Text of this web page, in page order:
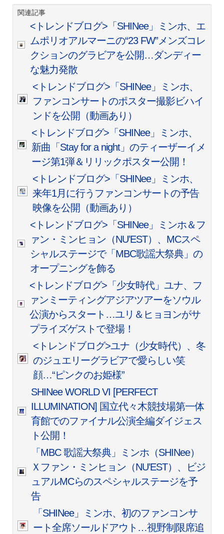
関連記事
<トレンドブログ>「SHINee」ミンホ、エ
ムポリオアルマーニの“23 FW”メンズコレ
クションのグラビアを公開…ダンディー
な魅力発散
<トレンドブログ>「SHINee」ミンホ、
ファンコンサートのポスター撮影ビハイ
ンドを公開（動画あり）
<トレンドブログ>「SHINee」ミンホ、
新曲「Stay for a night」のティーザーイメ
ージ第1弾＆リリックポスター公開！
<トレンドブログ>「SHINee」ミンホ、
来年1月に行うファンコンサートの予告
映像を公開（動画あり）
<トレンドブログ>「SHINee」ミンホ＆フ
ァン・ミンヒョン（NU’EST）、MCスペ
シャルステージで「MBC歌謡大祭典」の
オープニングを飾る
<トレンドブログ>「少女時代」ユナ、フ
ァンミーティングアジアツアーをソウル
公演からスタート…ユリ＆ヒョヨンがサ
プライズゲストで登場！
<トレンドブログ>ユナ（少女時代）、冬
のジュエリーグラビアで愛らしい笑
顔…“ピンクのお姫様”
SHINee WORLD VI [PERFECT
ILLUMINATION] 国立代々木競技場第一体
育館でのファイナル公演全編ダイジェス
ト公開！
「MBC 歌謡大祭典」ミンホ（SHINee）
Ｘファン・ミンヒョン（NU’EST）、ビジ
ュアルMCらのスペシャルステージを予
告
「SHINee」ミンホ、初のファンコンサ
ート全席ソールドアウト…視野制限席追